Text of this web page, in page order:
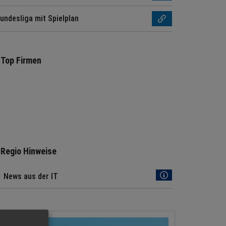
mit Spielplan
Top Firmen
Regio Hinweise
News aus der IT